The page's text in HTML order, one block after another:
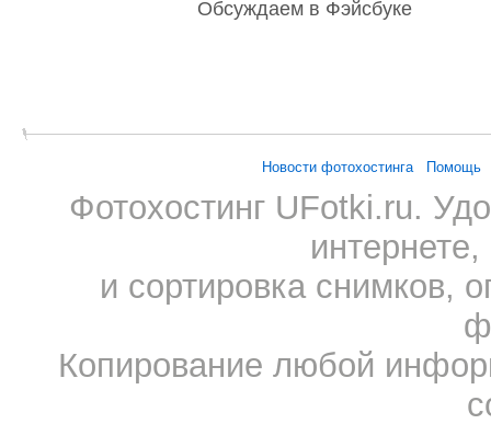
Обсуждаем в Фэйсбуке
Новости фотохостинга Помощь
Фотохостинг UFotki.ru.
и сортировка снимков,
Копирование любой